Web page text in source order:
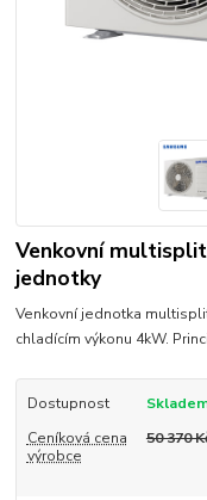
Venkovní
jednotky
Venkovní jednotka multisplit
chladícím výkonu 4kW.
Dostupnost
Ceníková cena
výrobce
50 370